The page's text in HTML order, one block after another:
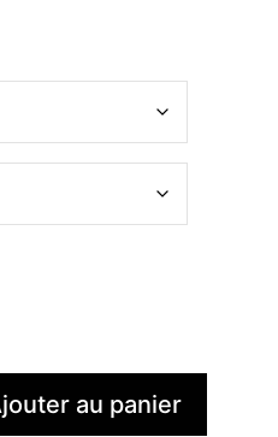
au panier